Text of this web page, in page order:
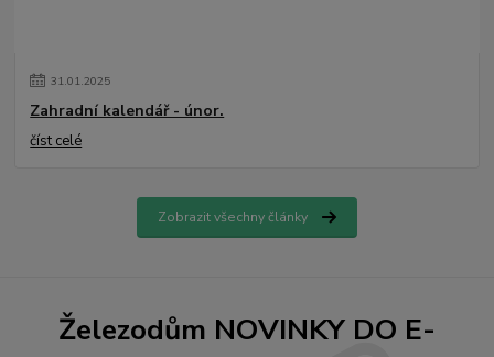
31.01.2025
Zahradní kalendář - únor.
číst celé
Zobrazit všechny články
Železodům NOVINKY DO E-